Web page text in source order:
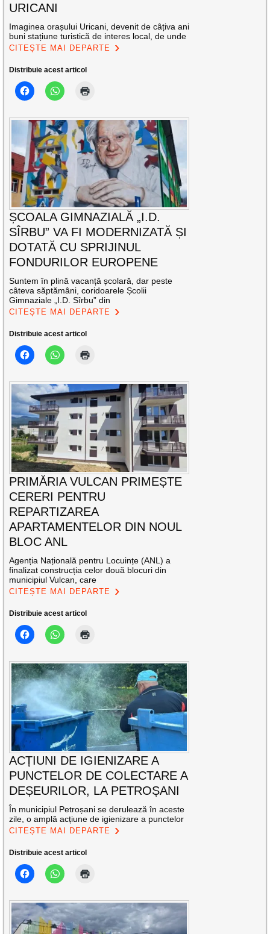
URICANI
Imaginea orașului Uricani, devenit de câțiva ani
buni stațiune turistică de interes local, de unde
CITEȘTE MAI DEPARTE
Distribuie acest articol
ȘCOALA GIMNAZIALĂ „I.D.
SÎRBU” VA FI MODERNIZATĂ ȘI
DOTATĂ CU SPRIJINUL
FONDURILOR EUROPENE
Suntem în plină vacanță școlară, dar peste
câteva săptămâni, coridoarele Școlii
Gimnaziale „I.D. Sîrbu” din
CITEȘTE MAI DEPARTE
Distribuie acest articol
PRIMĂRIA VULCAN PRIMEȘTE
CERERI PENTRU
REPARTIZAREA
APARTAMENTELOR DIN NOUL
BLOC ANL
Agenția Națională pentru Locuințe (ANL) a
finalizat construcția celor două blocuri din
municipiul Vulcan, care
CITEȘTE MAI DEPARTE
Distribuie acest articol
ACȚIUNI DE IGIENIZARE A
PUNCTELOR DE COLECTARE A
DEȘEURILOR, LA PETROȘANI
În municipiul Petroșani se derulează în aceste
zile, o amplă acțiune de igienizare a punctelor
CITEȘTE MAI DEPARTE
Distribuie acest articol